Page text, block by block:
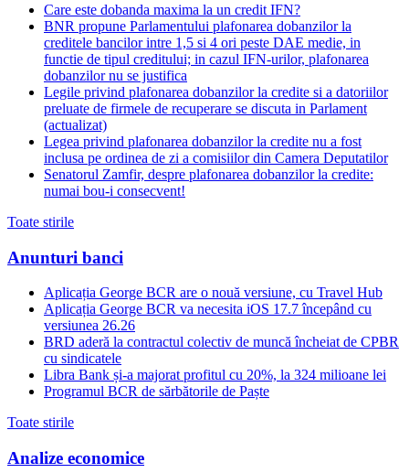
Care este dobanda maxima la un credit IFN?
BNR propune Parlamentului plafonarea dobanzilor la
creditele bancilor intre 1,5 si 4 ori peste DAE medie, in
functie de tipul creditului; in cazul IFN-urilor, plafonarea
dobanzilor nu se justifica
Legile privind plafonarea dobanzilor la credite si a datoriilor
preluate de firmele de recuperare se discuta in Parlament
(actualizat)
Legea privind plafonarea dobanzilor la credite nu a fost
inclusa pe ordinea de zi a comisiilor din Camera Deputatilor
Senatorul Zamfir, despre plafonarea dobanzilor la credite:
numai bou-i consecvent!
Toate stirile
Anunturi banci
Aplicația George BCR are o nouă versiune, cu Travel Hub
Aplicația George BCR va necesita iOS 17.7 începând cu
versiunea 26.26
BRD aderă la contractul colectiv de muncă încheiat de CPBR
cu sindicatele
Libra Bank și-a majorat profitul cu 20%, la 324 milioane lei
Programul BCR de sărbătorile de Paște
Toate stirile
Analize economice